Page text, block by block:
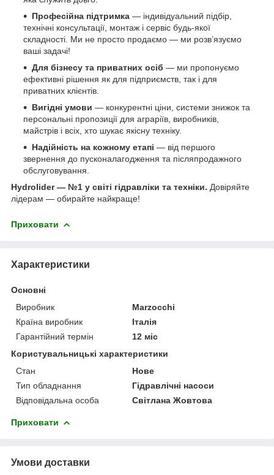
Професійна підтримка — індивідуальний підбір,
технічні консультації, монтаж і сервіс будь-якої
складності. Ми не просто продаємо — ми розв’язуємо
ваші задачі!
Для бізнесу та приватних осіб — ми пропонуємо
ефективні рішення як для підприємств, так і для
приватних клієнтів.
Вигідні умови — конкурентні ціни, системи знижок та
персональні пропозиції для аграріїв, виробників,
майстрів і всіх, хто шукає якісну техніку.
Надійність на кожному етапі — від першого
звернення до пусконалагодження та післяпродажного
обслуговування.
Hydrolider — №1 у світі гідравліки та техніки. Довіряйте
лідерам — обирайте найкраще!
Приховати
Характеристики
Основні
Виробник
Marzocchi
Країна виробник
Італія
Гарантійний термін
12 міс
Користувальницькі характеристики
Стан
Нове
Тип обладнання
Гідравлічні насоси
Відповідальна особа
Світлана Жовтова
Приховати
Умови доставки